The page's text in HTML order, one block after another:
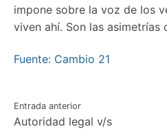
impone sobre la voz de los
viven ahí. Son las asimetrías
Fuente: Cambio 21
Navegación
Entrada anterior
Autoridad legal v/s